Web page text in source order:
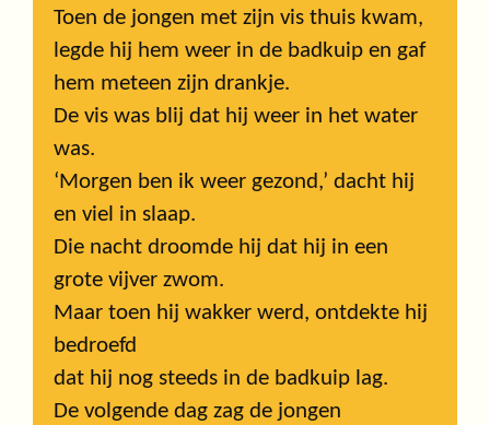
Toen de jongen met zijn vis thuis kwam,
legde hij hem weer in de badkuip en gaf
hem meteen zijn drankje.
De vis was blij dat hij weer in het water
was.
‘Morgen ben ik weer gezond,’ dacht hij
en viel in slaap.
Die nacht droomde hij dat hij in een
grote vijver zwom.
Maar toen hij wakker werd, ontdekte hij
bedroefd
dat hij nog steeds in de badkuip lag.
De volgende dag zag de jongen